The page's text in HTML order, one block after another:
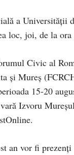
a Universității
loc, joi, de la ora
Civic al
și Mureș
15-20
Izvoru
an vor fi